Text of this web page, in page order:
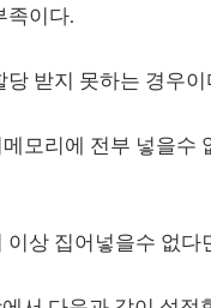
족이다.
받지 못하는 경우이
모리에 전부 넣을수
상 집어넣을수 없